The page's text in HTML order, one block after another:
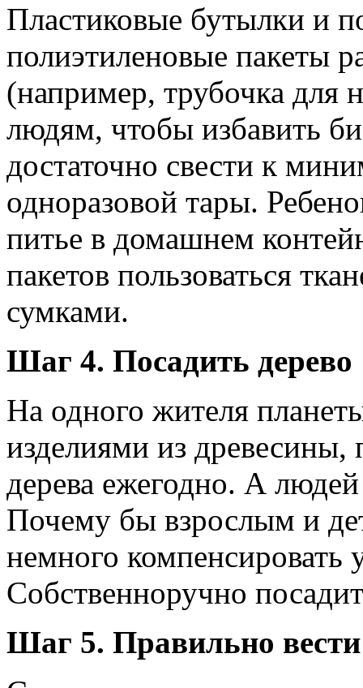
Пластиковые бутылки и
полиэтиленовые пакеты
(например, трубочка для
людям, чтобы избавить
достаточно свести к
одноразовой тары.
питье в домашнем
пакетов пользоваться
сумками.
Шаг 4. Посадить дерево
На одного жителя
изделиями из древесины,
дерева ежегодно. А
Почему бы взрослым и
немного
Собственноручно
Шаг 5. Правильно вести